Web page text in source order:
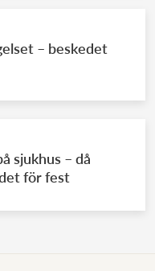
– beskedet
sjukhus – då
för fest